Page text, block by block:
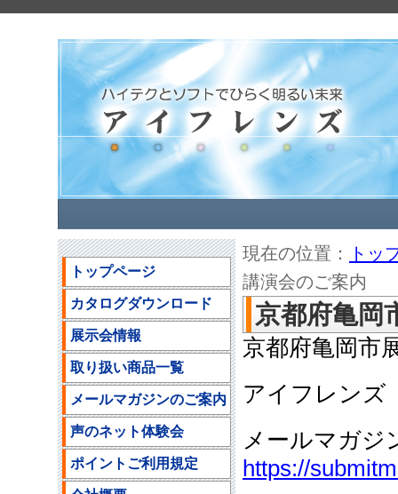
現在の位置：
トッ
講演会のご案内
京都府亀岡
京都府亀岡市
アイフレン
メールマガジ
https://
トップページ
カタログダウンロード
展示会情報
取り扱い商品一覧
メールマガジンのご案内
声のネット体験会
ポイントご利用規定